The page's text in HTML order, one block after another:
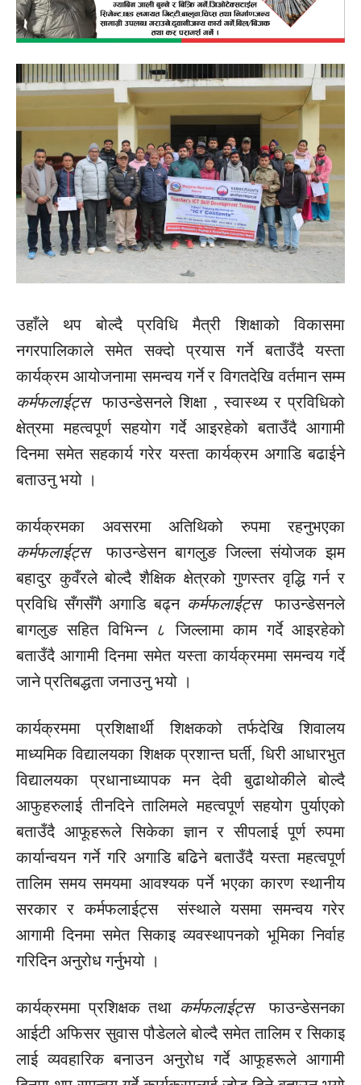
उहाँले थप बोल्दै प्रविधि मैत्री शिक्षाको विकासमा
नगरपालिकाले समेत सक्दो प्रयास गर्ने बताउँदै यस्ता
कार्यक्रम आयोजनामा समन्वय गर्ने र विगतदेखि वर्तमान सम्म
कर्मफलाईट्स
फाउन्डेसनले शिक्षा , स्वास्थ्य र प्रविधिको
क्षेत्रमा महत्वपूर्ण सहयोग गर्दे आइरहेको बताउँदै आगामी
दिनमा समेत सहकार्य गरेर यस्ता कार्यक्रम अगाडिबढाईने
बताउनु भयो ।
कार्यक्रमका अवसरमा अतिथिको रुपमा रहनुभएका
कर्मफलाईट्स
फाउन्डेसन बागलुङ जिल्ला संयोजक झम
बहादुर कुवँरले बोल्दै शैक्षिक क्षेत्रको गुणस्तर वृद्धि गर्न र
प्रविधि सँगसँगै अगाडि बढ्न कर्मफलाईट्स
फाउन्डेसनले
बागलुङ सहित विभिन्न ८ जिल्लामा काम गर्दे आइरहेको
बताउँदै आगामी दिनमा समेत यस्ता कार्यक्रममा समन्वय गर्दे
जाने प्रतिबद्धता जनाउनु भयो ।
कार्यक्रममा प्रशिक्षार्थी शिक्षकको तर्फदेखि शिवालय
माध्यमिक विद्यालयका शिक्षक प्रशान्त घर्ती, धिरी आधारभुत
विद्यालयका प्रधानाध्यापक मन देवी बुढाथोकीले बोल्दै
आफुहरुलाईतीनदिने तालिमले महत्वपूर्ण सहयोग पुर्याएको
बताउँदै आफूहरूले सिकेका ज्ञान र सीपलाई पूर्ण रुपमा
कार्यान्वयन गर्ने गरि अगाडि बढिने बताउँदै यस्ता महत्वपूर्ण
तालिम समय समयमा आवश्यक पर्ने भएका कारण स्थानीय
सरकार रकर्मफलाईट्स
संस्थाले यसमा समन्वय गरेर
आगामी दिनमा समेत सिकाइ व्यवस्थापनको भूमिका निर्वाह
गरिदिन अनुरोध गर्नुभयो ।
कार्यक्रममा प्रशिक्षक तथा कर्मफलाईट्स
फाउन्डेसनका
आईटी अफिसर सुवास पौडेलले बोल्दै समेत तालिम र सिकाइ
लाई व्यवहारिक बनाउन अनुरोध गर्दे आफूहरूले आगामी